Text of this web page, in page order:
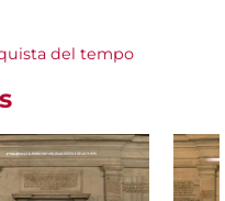
del tempo